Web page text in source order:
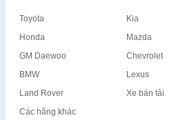
Toyota Kia
Honda
Mazda
GM Daewoo
Chevrolet
BMW
Lexus
Land Rover
Xe bán tải
Các hãng khác